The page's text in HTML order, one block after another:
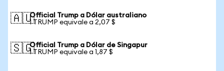
🇦🇺Official Trump a Dólar australiano
1 TRUMP equivale a 2,07 $
🇸🇬Official Trump a Dólar de Singapur
1 TRUMP equivale a 1,87 $